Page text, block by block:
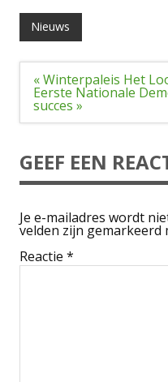
Nieuws
Bericht
navigatie
« Winterpaleis Het
Eerste Nationale
succes »
GEEF EEN
Je e-mailadres wordt
velden zijn gemarkeerd
Reactie *